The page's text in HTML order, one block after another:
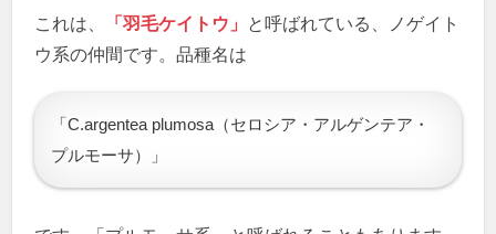
これは、 「羽毛ケイトウ」
と呼ばれている、ノゲイト
ウ系の仲間です。品種名は
「C.argentea plumosa（セロシア・アルゲンテア・
プルモーサ）」